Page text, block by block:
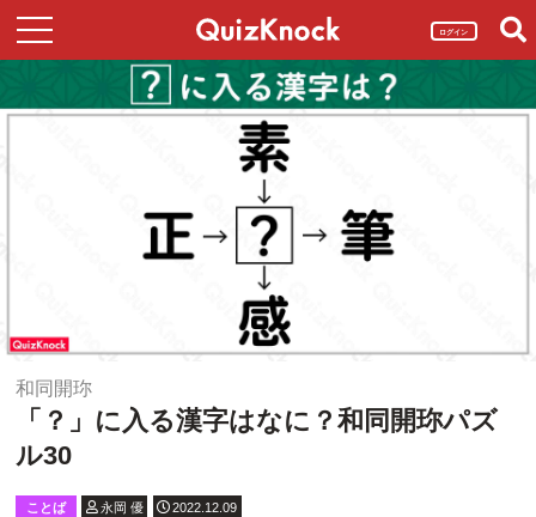
ログイン
和同開珎
「？」に入る漢字はなに？和同開珎パズ
ル30
ことば 永岡 優 2022.12.09